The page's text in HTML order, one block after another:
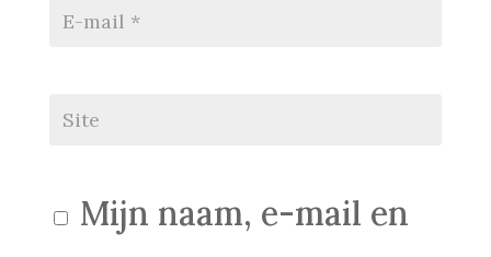
Mijn naam, e-mail en